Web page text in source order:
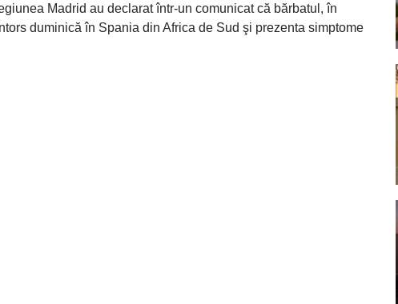
Madrid au declarat într-un comunicat că bărbatul, în
duminică în Spania din Africa de Sud şi prezenta simptome